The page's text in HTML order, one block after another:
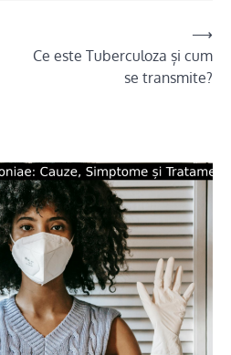
Ce este Tuberculoza și cum
se transmite?
⟶